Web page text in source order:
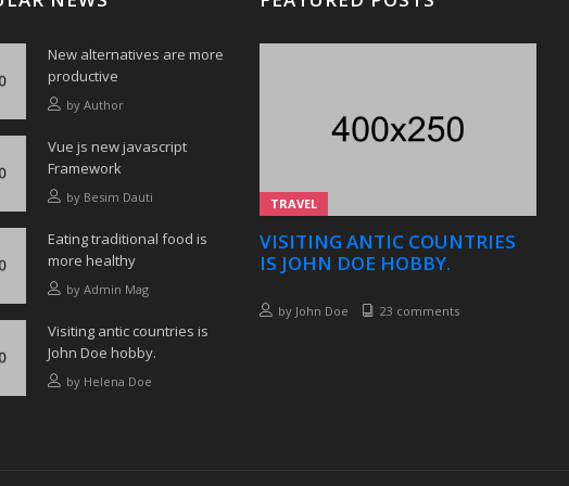
New alternatives are more
productive
by Author
Vue js new javascript
Framework
by Besim Dauti
Eating traditional food is
more healthy
by Admin Mag
Visiting antic countries is
John Doe hobby.
by Helena Doe
TRAVEL
VISITING ANTIC COUNTRIES
IS JOHN DOE HOBBY.
by John Doe 23 comments